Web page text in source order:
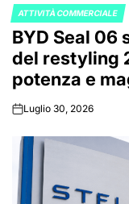
POSTED
IN
ATTIVITÀ COMMERCIALE
BYD Seal 06
del restyling
potenza e
onLuglio 30, 2026